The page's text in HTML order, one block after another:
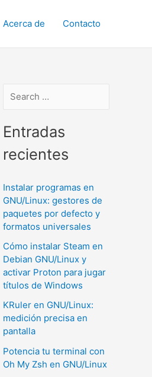
Acerca de Contacto
Entradas
recientes
Instalar programas en
GNU/Linux: gestores de
paquetes por defecto y
formatos universales
Cómo instalar Steam en
Debian GNU/Linux y
activar Proton para jugar
títulos de Windows
KRuler en GNU/Linux:
medición precisa en
pantalla
Potencia tu terminal con
Oh My Zsh en GNU/Linux